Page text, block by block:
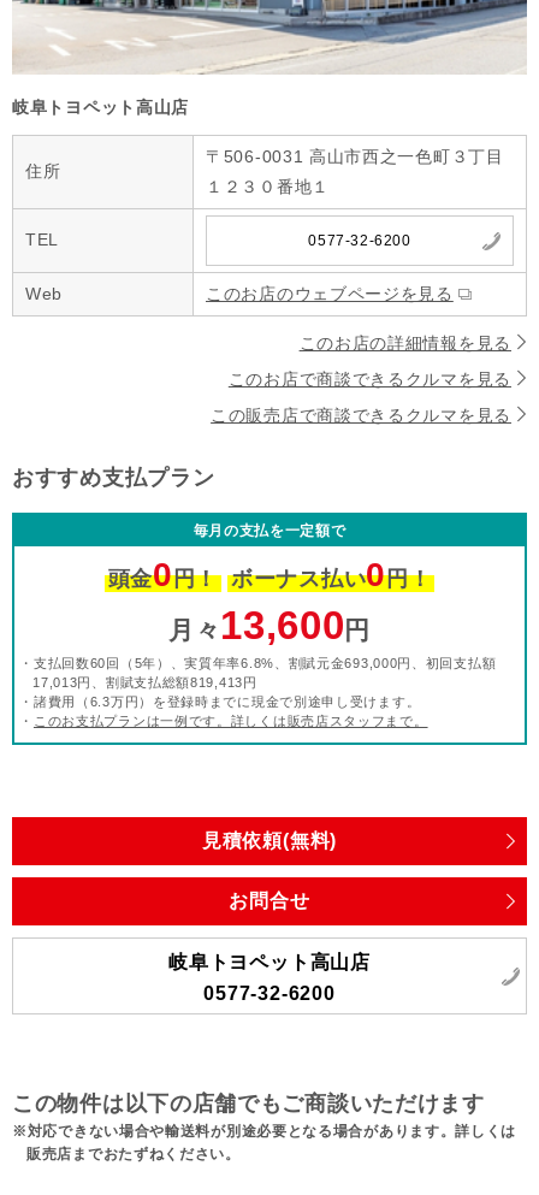
岐阜トヨペット高山店
住所
〒506-0031 高山市西之一色町３丁目
１２３０番地１
TEL 0577-32-6200
Web このお店のウェブページを見る
このお店の詳細情報を見る
このお店で商談できるクルマを見る
この販売店で商談できるクルマを見る
おすすめ支払プラン
毎月の支払を一定額で
頭金0円！ ボーナス払い0円！
月々 13,600 円
・支払回数60回（5年）、実質年率6.8%、割賦元金693,000円、初回支払額
17,013円、割賦支払総額819,413円
・諸費用（6.3万円）を登録時までに現金で別途申し受けます。
・ このお支払プランは一例です。詳しくは販売店スタッフまで。
見積依頼(無料)
お問合せ
岐阜トヨペット高山店
0577-32-6200
この物件は以下の店舗でもご商談いただけます
対応できない場合や輸送料が別途必要となる場合があります。詳しくは
販売店までおたずねください。